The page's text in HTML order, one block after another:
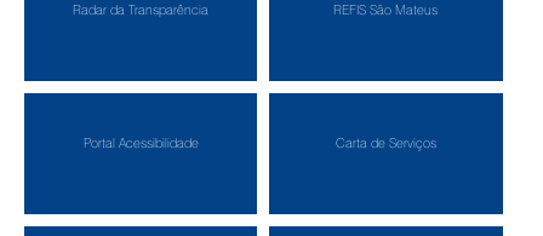
Radar da Transparência REFIS São Mateus
Portal Acessibilidade Carta de Serviços